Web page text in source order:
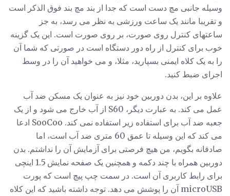
وسیله جانبی مچ دست است که جدا از بند مچ بند فوق الذکر است
و تقریبا مانند یک ساعت ورزشی به نظر می رسد، به جز
ساعتهای کنترل روی صورت، بر روی صورت است. این یک گزینه
خوب برای کنترل از راه دور دستگاه است در صورتی که شما آن
را به یک کلاه ایمنی بسپارید، مثلا، و می خواهید آن را در وسط
اجرای ضبط کنید.
علاوه بر این، بدن دوربین خود نیز به عنوان یک مسکن ضد آب
عمل می کند. به عبارت دیگر، S60 از آب خارج می شود و از یک
جعبه ضد آب برای استفاده زیر استفاده نمی کند. SooCoo ادعا
می کند که این وسیله تا عمق 60 متری ضد آب است، اما
صادقانه بگویم، من هیچ فرصتی برای آزمایش آن را نداشتم. بدن
دوربین همراه با چند دکمه و همچنین یک صفحه نمایش 1.5 اینچی
برای رابط کاربری آن است. در سمت چپ پیچ است که پورت
microUSB آن را پوشش می دهد. توجه داشته باشید که این کلاه